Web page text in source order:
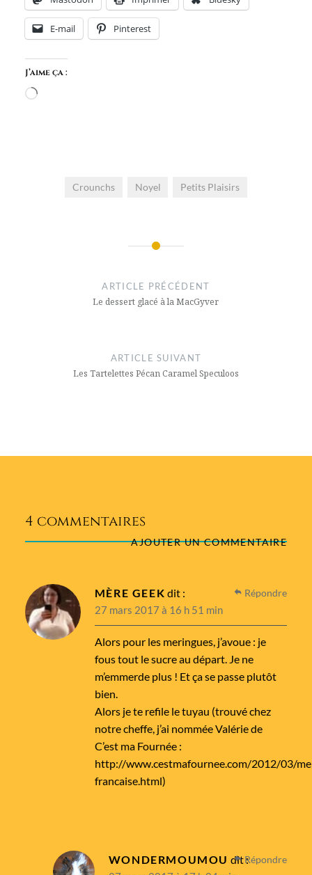
E-mail Pinterest
J’aime ça :
Chargement…
Crounchs Noyel Petits Plaisirs
ARTICLE PRÉCÉDENT
Le dessert glacé à la MacGyver
ARTICLE SUIVANT
Les Tartelettes Pécan Caramel Speculoos
4 commentaires
AJOUTER UN COMMENTAIRE
MÈRE GEEK dit :
27 mars 2017 à 16 h 51 min
Alors pour les meringues, j’avoue : je
fous tout le sucre au départ. Je ne
m’emmerde plus ! Et ça se passe plutôt
bien.
Alors je te refile le tuyau (trouvé chez
notre cheffe, j’ai nommée Valérie de
C’est ma Fournée :
http://www.cestmafournee.com/2012/03/
francaise.html)
Répondre
WONDERMOUMOU dit :Répondre